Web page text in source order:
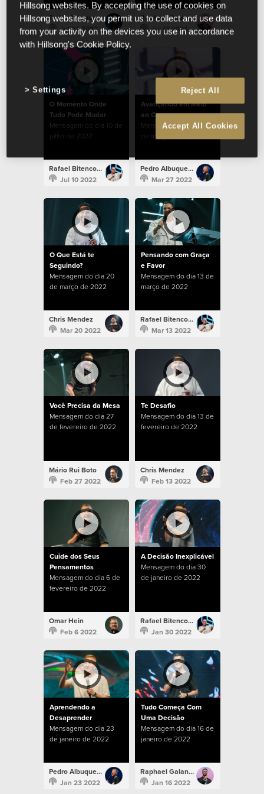
Pedro Albuquerque
Jul 24 2022
Raphael Galante
Jul 17 2022
O Momento Onde
Tudo Pode Mudar
Mensagem do dia 10 de
julho de 2022
Rafael Bitencourt
Jul 10 2022
Avançando em Meio
ao Caos
Mensagem do dia 20
de março de 2022
Pedro Albuquerque
Mar 27 2022
O Que Está te
Seguindo?
Mensagem do dia 20
de março de 2022
Chris Mendez
Mar 20 2022
Pensando com Graça
e Favor
Mensagem do dia 13 de
março de 2022
Rafael Bitencourt
Mar 13 2022
Você Precisa da Mesa
Mensagem do dia 27
de fevereiro de 2022
Mário Rui Boto
Feb 27 2022
Te Desafio
Mensagem do dia 13 de
fevereiro de 2022
Chris Mendez
Feb 13 2022
Cuide dos Seus
Pensamentos
Mensagem do dia 6 de
fevereiro de 2022
Omar Hein
Feb 6 2022
A Decisão Inexplicável
Mensagem do dia 30
de janeiro de 2022
Rafael Bitencourt
Jan 30 2022
Aprendendo a
Desaprender
Mensagem do dia 23
de janeiro de 2022
Pedro Albuquerque
Jan 23 2022
Tudo Começa Com
Uma Decisão
Mensagem do dia 16 de
janeiro de 2022
Raphael Galante
Jan 16 2022
Hillsong websites. By accepting the use of cookies on
Hillsong websites, you permit us to collect and use data
from your activity on the devices you use in accordance
with Hillsong's Cookie Policy.
Reject All
Accept All Cookies
Settings